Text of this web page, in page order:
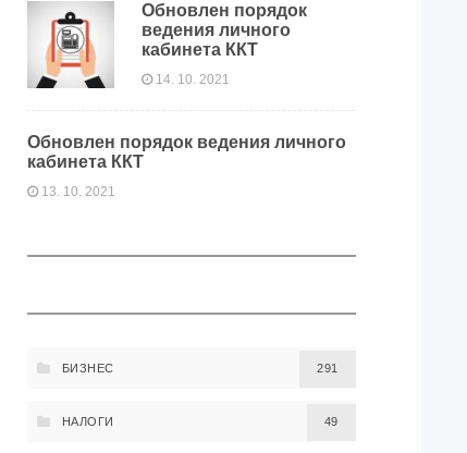
Обновлен порядок
ведения личного
кабинета ККТ
14. 10. 2021
Обновлен порядок ведения личного
кабинета ККТ
13. 10. 2021
БИЗНЕС 291
НАЛОГИ 49